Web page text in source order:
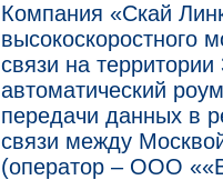
Компания «Скай
высокоскоростного
связи на
автоматический
передачи данных в
связи между
(оператор – ООО